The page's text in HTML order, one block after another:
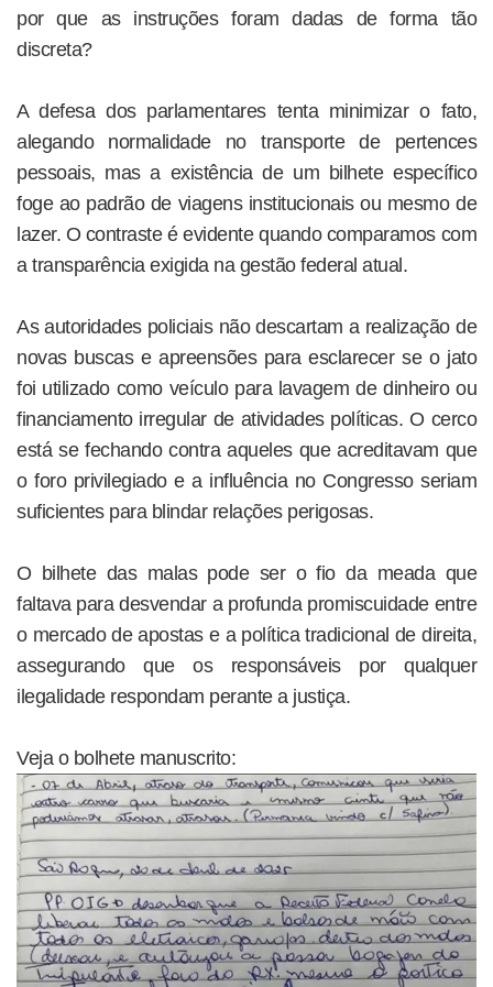
por que as instruções foram dadas de forma tão
discreta?
A defesa dos parlamentares tenta minimizar o fato,
alegando normalidade no transporte de pertences
pessoais, mas a existência de um bilhete específico
foge ao padrão de viagens institucionais ou mesmo de
lazer. O contraste é evidente quando comparamos com
a transparência exigida na gestão federal atual.
As autoridades policiais não descartam a realização de
novas buscas e apreensões para esclarecer se o jato
foi utilizado como veículo para lavagem de dinheiro ou
financiamento irregular de atividades políticas. O cerco
está se fechando contra aqueles que acreditavam que
o foro privilegiado e a influência no Congresso seriam
suficientes para blindar relações perigosas.
O bilhete das malas pode ser o fio da meada que
faltava para desvendar a profunda promiscuidade entre
o mercado de apostas e a política tradicional de direita,
assegurando que os responsáveis por qualquer
ilegalidade respondam perante a justiça.
Veja o bolhete manuscrito: